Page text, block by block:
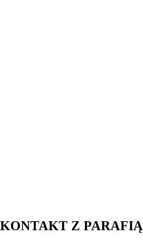
KONTAKT Z PARAFIĄ